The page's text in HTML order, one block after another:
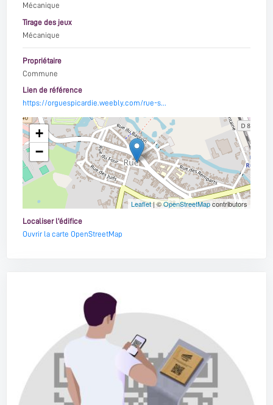
Mécanique
Tirage des jeux
Mécanique
Propriétaire
Commune
Lien de référence
https://orguespicardie.weebly.com/rue-s…
+
−
Leaflet| ©OpenStreetMapcontributors
Localiser l'édifice
Ouvrir la carte OpenStreetMap